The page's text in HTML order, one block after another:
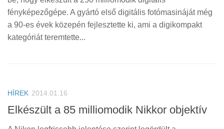
fényképezőgépe. A gyártó első digitális fotómasináját még
a 90-es évek közepén fejlesztette ki, ami a digikompakt
kategóriát teremtette...
HÍREK 2014.01.16
Elkészült a 85 milliomodik Nikkor objektív